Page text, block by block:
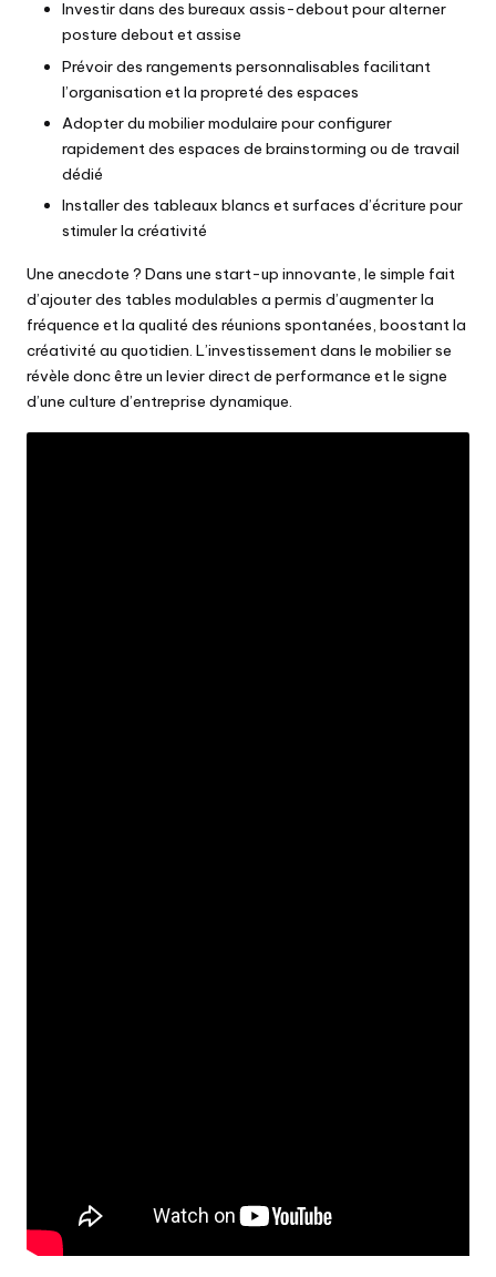
Investir dans des bureaux assis-debout pour alterner
posture debout et assise
Prévoir des rangements personnalisables facilitant
l’organisation et la propreté des espaces
Adopter du mobilier modulaire pour configurer
rapidement des espaces de brainstorming ou de travail
dédié
Installer des tableaux blancs et surfaces d’écriture pour
stimuler la créativité
Une anecdote ? Dans une start-up innovante, le simple fait
d’ajouter des tables modulables a permis d’augmenter la
fréquence et la qualité des réunions spontanées, boostant la
créativité au quotidien. L’investissement dans le mobilier se
révèle donc être un levier direct de performance et le signe
d’une culture d’entreprise dynamique.